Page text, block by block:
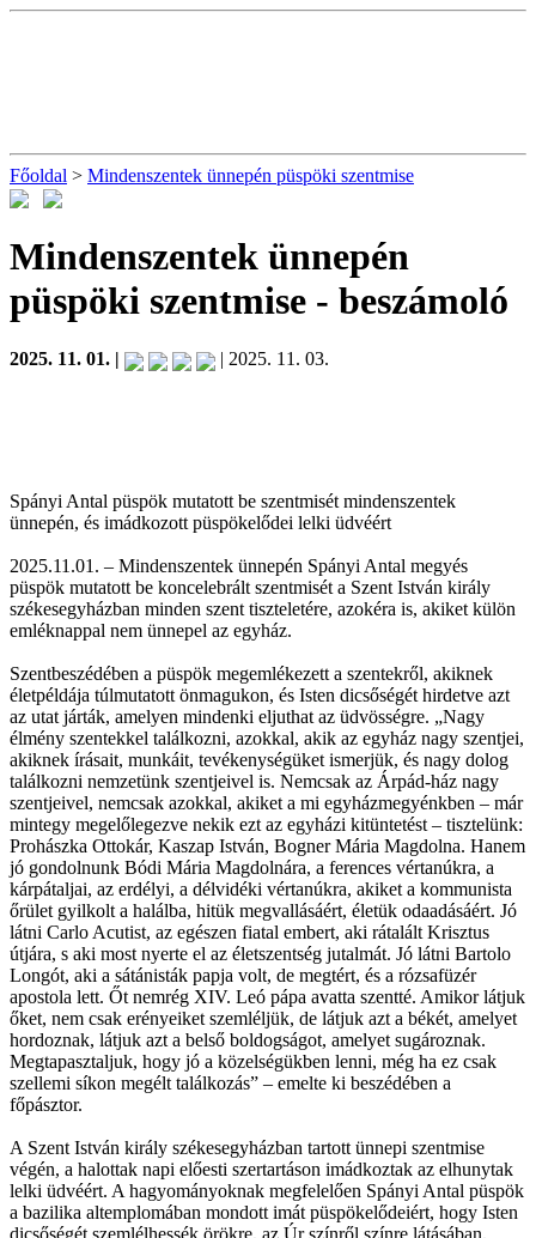
Főoldal > Mindenszentek ünnepén püspöki szentmise
Mindenszentek ünnepén
püspöki szentmise - beszámoló
2025. 11. 01. | | 2025. 11. 03.
Spányi Antal püspök mutatott be szentmisét mindenszentek
ünnepén, és imádkozott püspökelődei lelki üdvéért
2025.11.01. – Mindenszentek ünnepén Spányi Antal megyés
püspök mutatott be koncelebrált szentmisét a Szent István király
székesegyházban minden szent tiszteletére, azokéra is, akiket külön
emléknappal nem ünnepel az egyház.
Szentbeszédében a püspök megemlékezett a szentekről, akiknek
életpéldája túlmutatott önmagukon, és Isten dicsőségét hirdetve azt
az utat járták, amelyen mindenki eljuthat az üdvösségre. „Nagy
élmény szentekkel találkozni, azokkal, akik az egyház nagy szentjei,
akiknek írásait, munkáit, tevékenységüket ismerjük, és nagy dolog
találkozni nemzetünk szentjeivel is. Nemcsak az Árpád-ház nagy
szentjeivel, nemcsak azokkal, akiket a mi egyházmegyénkben – már
mintegy megelőlegezve nekik ezt az egyházi kitüntetést – tisztelünk:
Prohászka Ottokár, Kaszap István, Bogner Mária Magdolna. Hanem
jó gondolnunk Bódi Mária Magdolnára, a ferences vértanúkra, a
kárpátaljai, az erdélyi, a délvidéki vértanúkra, akiket a kommunista
őrület gyilkolt a halálba, hitük megvallásáért, életük odaadásáért. Jó
látni Carlo Acutist, az egészen fiatal embert, aki rátalált Krisztus
útjára, s aki most nyerte el az életszentség jutalmát. Jó látni Bartolo
Longót, aki a sátánisták papja volt, de megtért, és a rózsafüzér
apostola lett. Őt nemrég XIV. Leó pápa avatta szentté. Amikor látjuk
őket, nem csak erényeiket szemléljük, de látjuk azt a békét, amelyet
hordoznak, látjuk azt a belső boldogságot, amelyet sugároznak.
Megtapasztaljuk, hogy jó a közelségükben lenni, még ha ez csak
szellemi síkon megélt találkozás” – emelte ki beszédében a
főpásztor.
A Szent István király székesegyházban tartott ünnepi szentmise
végén, a halottak napi előesti szertartáson imádkoztak az elhunytak
lelki üdvéért. A hagyományoknak megfelelően Spányi Antal püspök
a bazilika altemplomában mondott imát püspökelődeiért, hogy Isten
dicsőségét szemlélhessék örökre, az Úr színről színre látásában.